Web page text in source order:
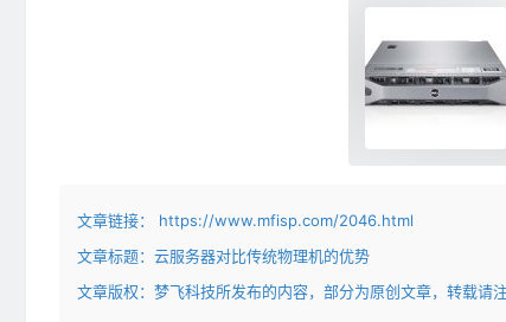
文章链接：
https://www.mfisp.com/2046.html
文章标题： 云服务器对比传统物理机的优势
文章版权：梦飞科技所发布的内容，部分为原创文章，转载请